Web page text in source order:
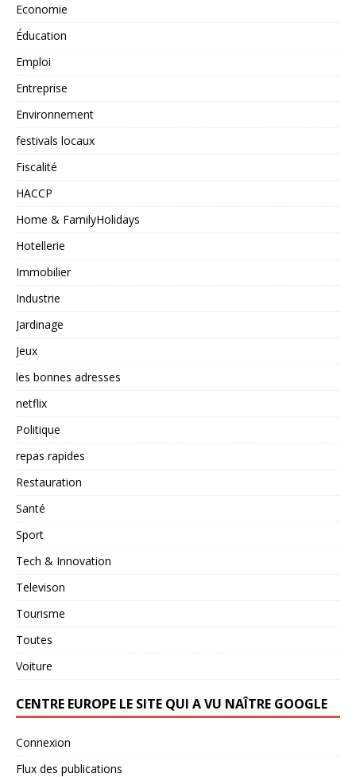
Economie
Éducation
Emploi
Entreprise
Environnement
festivals locaux
Fiscalité
HACCP
Home & FamilyHolidays
Hotellerie
Immobilier
Industrie
Jardinage
Jeux
les bonnes adresses
netflix
Politique
repas rapides
Restauration
Santé
Sport
Tech & Innovation
Televison
Tourisme
Toutes
Voiture
CENTRE EUROPE LE SITE QUI A VU NAÎTRE GOOGLE
Connexion
Flux des publications